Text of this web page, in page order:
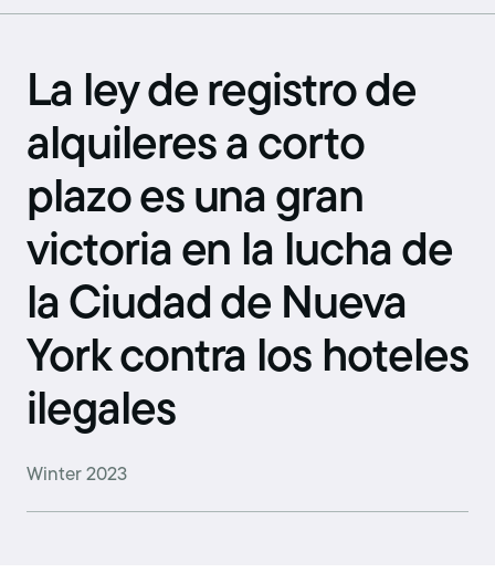
La ley de registro de
alquileres a corto
plazo es una gran
victoria en la lucha de
la Ciudad de Nueva
York contra los hoteles
ilegales
Winter 2023